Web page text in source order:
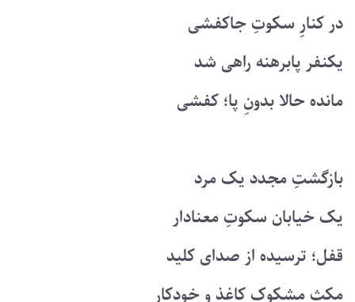
در کنارِ سکوتِ جاکفشی
یکنفر پابرهنه راهی شد
مانده حالا بدونِ پا؛ کفشی
بازگشتِ مجدد یک مرد
یک خیابان سکوتِ معنادار
قفل؛ ترسیده از صدای کلید
مکثِ مشکوکِ کاغذ و خودکار